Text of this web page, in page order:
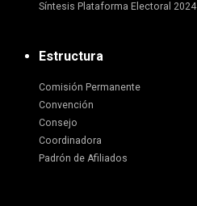
Síntesis Plataforma Electoral 2024
Estructura
Comisión Permanente
Convención
Consejo
Coordinadora
Padrón de Afiliados